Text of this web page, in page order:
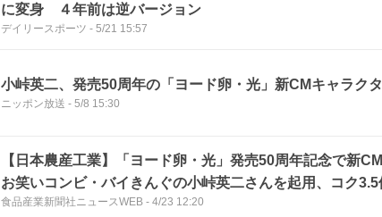
に変身 ４年前は逆バージョン
デイリースポーツ - 5/21 15:57
小峠英二、発売50周年の「ヨード卵・光」新CMキャラク
ニッポン放送 - 5/8 15:30
【日本農産工業】「ヨード卵・光」発売50周年記念で新
お笑いコンビ・バイきんぐの小峠英二さんを起用、コク
食品産業新聞社ニュースWEB - 4/23 12:20